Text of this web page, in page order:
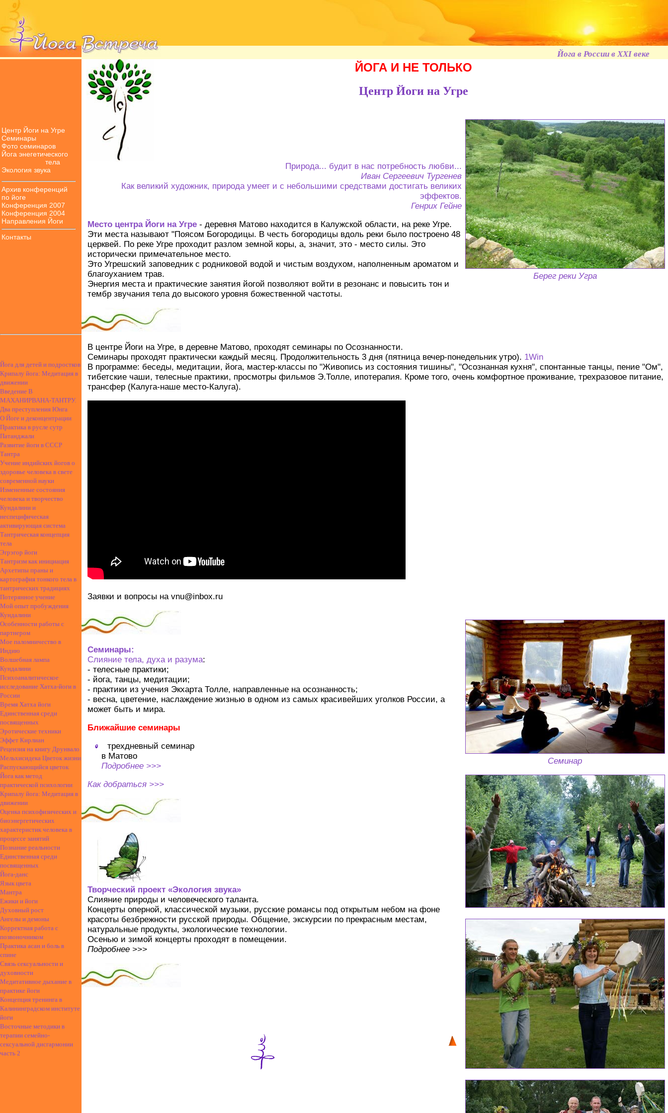
Йога в России в XXI веке
Центр Йоги на Угре
Семинары
Фото семинаров
Йога энегетического
тела
Экология звука
Архив конференций
по йоге
Конференция 2007
Конференция 2004
Направления Йоги
Контакты
Йога для детей и подростков
Крипалу йога: Медитация в
движении
Введение В
МАХАНИРВАНА-ТАНТРУ.
Два преступления Юнга
О Йоге и деконцентрации
Практика в русле сутр
Патанджали
Развитие йоги в СССР
Тантра
Учение индийских йогов о
здоровье человека в свете
современной науки
Измененные состояния
человека и творчество
Кундалини и
неспецифическая
активирующая система
Тантрическая концепция
тела
Эгрэгор йоги
Тантризм как инициация
Архетипы праны и
картография тонкого тела в
тантрических традициях
Потерянное учение
Мой опыт пробуждения
Кундалини
Особенности работы с
партнером
Мое паломничество в
Индию
Волшебная лампа
Кундалини
Психоаналитическое
исследование Хатха-йоги в
России
Время Хатха йоги
Единственная среди
посвященных
Эротические техники
Эффет Кирлиан
Рецензия на книгу Друнвало
Мельхисидека Цветок жизни
Распускающийся цветок
Йога как метод
практической психологии
Крипалу йога: Медитация в
движении
Оценка психофизических и
биоэнергетических
характеристик человека в
процессе занятий
Познание реальности
Единственная среди
посвященных
Йога-данс
Язык цвета
Мантра
Ежики и йоги
Духовный рост
Ангелы и демоны
Корректная работа с
позвоночником
Практика асан и боль в
спине
Связь сексуальности и
духовности
Медитативное дыхание в
практике йоги
Концепция тренинга в
Калининградском институте
йоги
Восточные методики в
терапии семейно-
сексуальной дисгармонии
часть 2
ЙОГА И НЕ ТОЛЬКО
Центр Йоги на Угре
Берег реки Угра
Природа... будит в нас потребность любви...
Иван Сергеевич Тургенев
Как великий художник, природа умеет и с небольшими средствами достигать великих
эффектов.
Генрих Гейне
Место центра Йоги на Угре - деревня Матово находится в Калужской области, на реке Угре.
Эти места называют "Поясом Богородицы. В честь богородицы вдоль реки было построено 48
церквей. По реке Угре проходит разлом земной коры, а, значит, это - место силы. Это
исторически примечательное место.
Это Угрешский заповедник с родниковой водой и чистым воздухом, наполненным ароматом и
благоуханием трав.
Энергия места и практические занятия йогой позволяют войти в резонанс и повысить тон и
тембр звучания тела до высокого уровня божественной частоты.
В центре Йоги на Угре, в деревне Матово, проходят семинары по Осознанности.
Семинары проходят практически каждый месяц. Продолжительность 3 дня (пятница вечер-понедельник утро). 1Win
В программе: беседы, медитации, йога, мастер-классы по "Живопись из состояния тишины", "Осознанная кухня", спонтанные танцы, пение "Ом",
тибетские чаши, телесные практики, просмотры фильмов Э.Толле, ипотерапия. Кроме того, очень комфортное проживание, трехразовое питание,
трансфер (Калуга-наше место-Калуга).
Заявки и вопросы на vnu@inbox.ru
Семинар
Семинары:
Слияние тела, духа и разума:
- телесные практики;
- йога, танцы, медитации;
- практики из учения Экхарта Толле, направленные на осознанность;
- весна, цветение, наслаждение жизнью в одном из самых красивейших уголков России, а
может быть и мира.
Ближайшие семинары
трехдневный семинар
в Матово
Подробнее >>>
Как добраться >>>
Творческий проект «Экология звука»
Слияние природы и человеческого таланта.
Концерты оперной, классической музыки, русские романсы под открытым небом на фоне
красоты безбрежности русской природы. Общение, экскурсии по прекрасным местам,
натуральные продукты, экологические технологии.
Осенью и зимой концерты проходят в помещении.
Подробнее >>>